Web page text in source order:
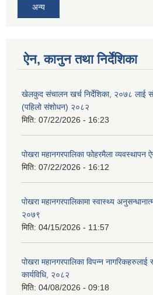
अन्य
ऐन, कानुन तथा निर्देशिका
खेलकुद संचालन खर्च निर्देशिका, २०७८ लाई
(पहिलो संशोधन) २०८२
मिति: 07/22/2026 - 16:23
पोखरा महानगरपालिका फोहरमैला व्यवस्थापन
मिति: 07/22/2026 - 16:12
पोखरा महानगरपालिकामा स्वास्थ्य
२०७९
मिति: 04/15/2026 - 11:57
पोखरा महानगरपालिका विपन्न नागरिकहरुलाई
कार्यविधि, २०८२
मिति: 04/08/2026 - 09:18